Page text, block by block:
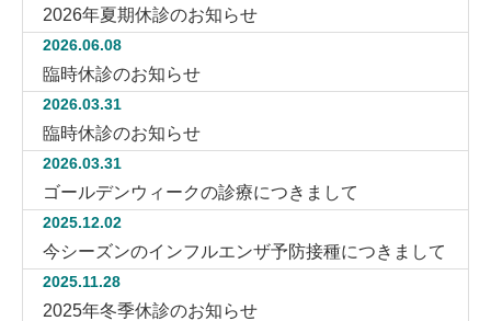
2026年夏期休診のお知らせ
2026.06.08
臨時休診のお知らせ
2026.03.31
臨時休診のお知らせ
2026.03.31
ゴールデンウィークの診療につきまして
2025.12.02
今シーズンのインフルエンザ予防接種につきまして
2025.11.28
2025年冬季休診のお知らせ